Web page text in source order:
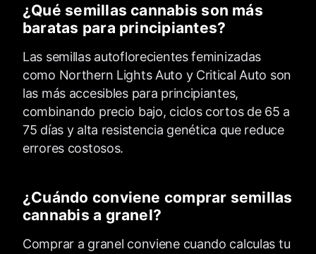
¿Qué semillas cannabis son más
baratas para principiantes?
Las semillas autoflorecientes feminizadas
como Northern Lights Auto y Critical Auto son
las más accesibles para principiantes,
combinando precio bajo, ciclos cortos de 65 a
75 días y alta resistencia genética que reduce
errores costosos.
¿Cuándo conviene comprar semillas
cannabis a granel?
Comprar a granel conviene cuando calculas tu